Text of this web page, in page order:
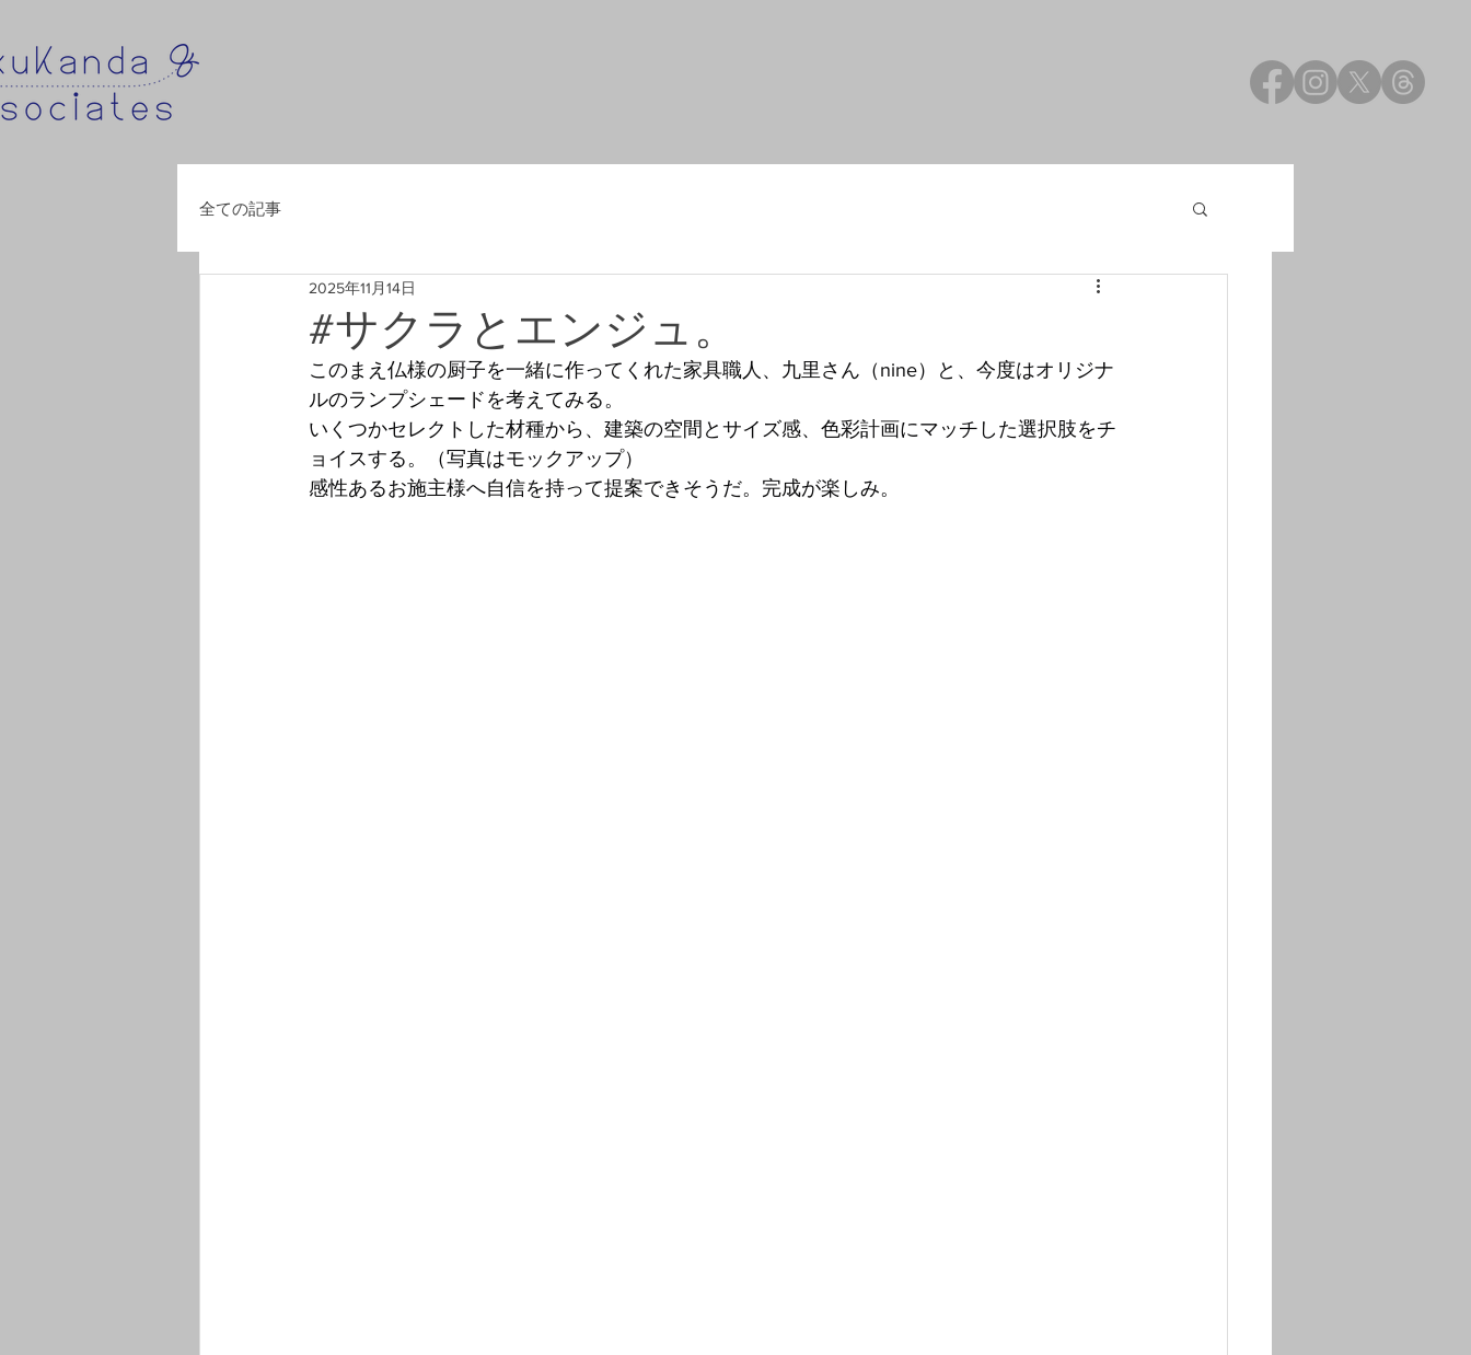
全ての記事
#サクラとエンジュ。
2025年11月14日
このまえ仏様の厨子を一緒に作ってくれた家具職人、九里さん（nine）と、今度はオリジナ
ルのランプシェードを考えてみる。
いくつかセレクトした材種から、建築の空間とサイズ感、色彩計画にマッチした選択肢をチ
ョイスする。（写真はモックアップ）
感性あるお施主様へ自信を持って提案できそうだ。完成が楽しみ。